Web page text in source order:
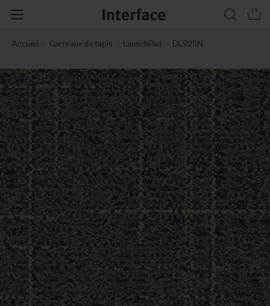
Accueil Carreaux de tapis LaunchPad DL925N